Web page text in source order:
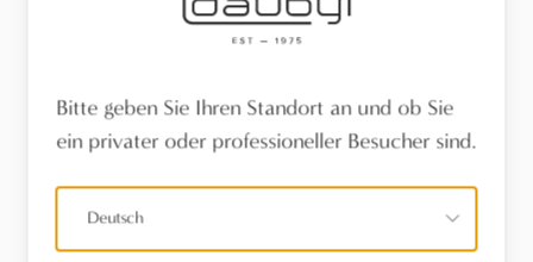
lassen Sie sich beraten oder finden Sie einen Händler
Besuchen Sie den Showroom
Stel een vraag
Bitte geben Sie Ihren Standort an und ob Sie
ein privater oder professioneller Besucher sind.
Deutsch